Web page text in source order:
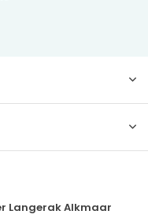
Langerak Alkmaar